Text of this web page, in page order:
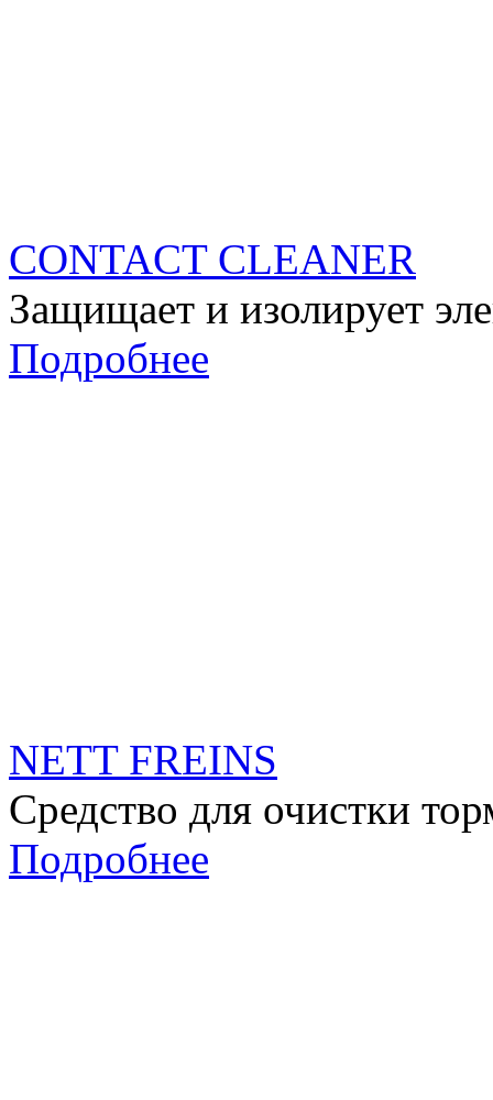
CONTACT CLEANER
Защищает и изолирует
Подробнее
NETT FREINS
Средство для очистки
Подробнее